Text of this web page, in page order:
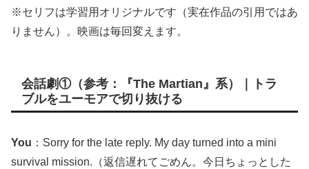
※セリフは学習用オリジナルです（実在作品の引用ではあ
りません）。映画は毎回変えます。
会話劇①（参考：『The Martian』系）｜トラ
ブルをユーモアで切り抜ける
You ：Sorry for the late reply. My day turned into a mini
survival mission.（返信遅れてごめん。今日ちょっとした